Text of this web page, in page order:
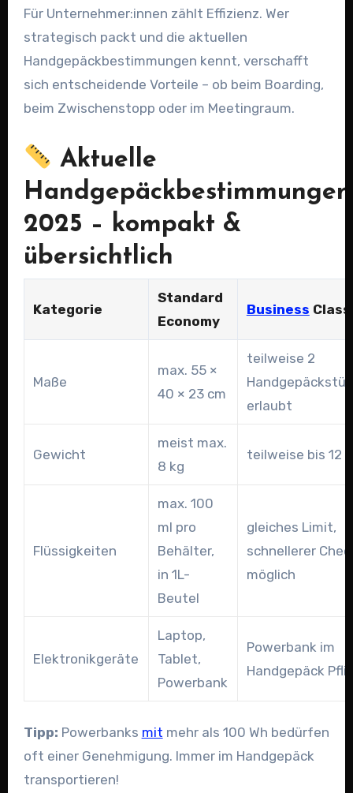
Für Unternehmer:innen zählt Effizienz. Wer
strategisch packt und die aktuellen
Handgepäckbestimmungen kennt, verschafft
sich entscheidende Vorteile – ob beim Boarding,
beim Zwischenstopp oder im Meetingraum.
Aktuelle
Handgepäckbestimmungen
2025 – kompakt &
übersichtlich
Kategorie
Standard
Economy
Business Class
Maße
max. 55 ×
40 × 23 cm
teilweise 2
erlaubt
Gewicht
meist max.
8 kg
teilweise bis 12
Flüssigkeiten
max. 100
ml pro
Behälter,
in 1L-
Beutel
gleiches Limit,
schnellerer
möglich
Elektronikgeräte
Laptop,
Tablet,
Powerbank
Powerbank im
Handgepäck
Tipp: Powerbanks mit mehr als 100 Wh bedürfen
oft einer Genehmigung. Immer im Handgepäck
transportieren!